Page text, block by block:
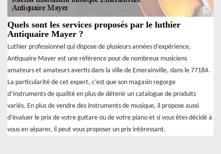
Quels sont les services proposés par le luthier
Antiquaire Mayer ?
Luthier professionnel qui dispose de plusieurs années d’expérience,
Antiquaire Mayer est une référence pour de nombreux musiciens
amateurs et amateurs avertis dans la ville de Emerainville, dans le 77184.
La particularité de cet expert, c’est que son magasin regorge
d’instruments de qualité en plus de détenir un catalogue de produits
variés. En plus de vendre des instruments de musique, il propose aussi
d’évaluer le prix de votre guitare ou de votre piano et si vous êtes décidé à
vous en séparer, il peut vous proposer un prix intéressant.